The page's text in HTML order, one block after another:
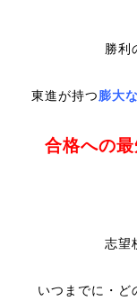
勝利
東進が持つ膨大
合格への最
志望
いつまでに・ど